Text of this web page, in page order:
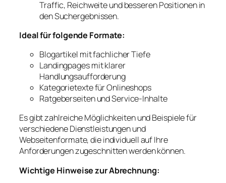
Traffic, Reichweite und besseren Positionen in
den Suchergebnissen.
Ideal für folgende Formate:
Blogartikel mit fachlicher Tiefe
Landingpages mit klarer
Handlungsaufforderung
Kategorietexte für Onlineshops
Ratgeberseiten und Service-Inhalte
Es gibt zahlreiche Möglichkeiten und Beispiele für
verschiedene Dienstleistungen und
Webseitenformate, die individuell auf Ihre
Anforderungen zugeschnitten werden können.
Wichtige Hinweise zur Abrechnung: